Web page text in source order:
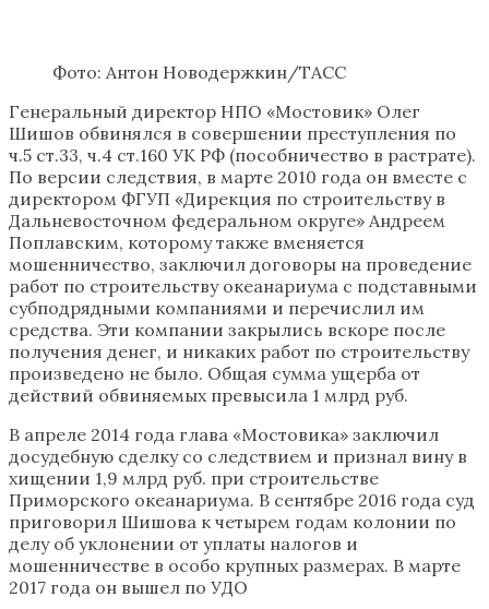
Фото: Антон Новодержкин/ТАСС
Генеральный директор НПО «Мостовик» Олег
Шишов обвинялся в совершении преступления по
ч.5 ст.33, ч.4 ст.160 УК РФ (пособничество в растрате).
По версии следствия, в марте 2010 года он вместе с
директором ФГУП «Дирекция по строительству в
Дальневосточном федеральном округе» Андреем
Поплавским, которому также вменяется
мошенничество, заключил договоры на проведение
работ по строительству океанариума с подставными
субподрядными компаниями и перечислил им
средства. Эти компании закрылись вскоре после
получения денег, и никаких работ по строительству
произведено не было. Общая сумма ущерба от
действий обвиняемых превысила 1 млрд руб.
В апреле 2014 года глава «Мостовика» заключил
досудебную сделку со следствием и признал вину в
хищении 1,9 млрд руб. при строительстве
Приморского океанариума. В сентябре 2016 года суд
приговорил Шишова к четырем годам колонии по
делу об уклонении от уплаты налогов и
мошенничестве в особо крупных размерах. В марте
2017 года он вышел по УДО